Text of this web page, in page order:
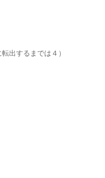
出するまでは４）